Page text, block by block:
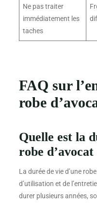
Ne pas traiter
immédiatement les
taches
FAQ sur
robe
Quelle est la
robe d’avocat
La durée de vie d’une
d’utilisation et de
durer plusieurs années,